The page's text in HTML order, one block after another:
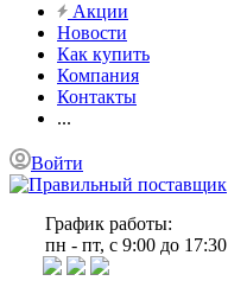
Акции
Новости
Как купить
Компания
Контакты
...
Войти
График работы:
пн - пт, с 9:00 до 17:30